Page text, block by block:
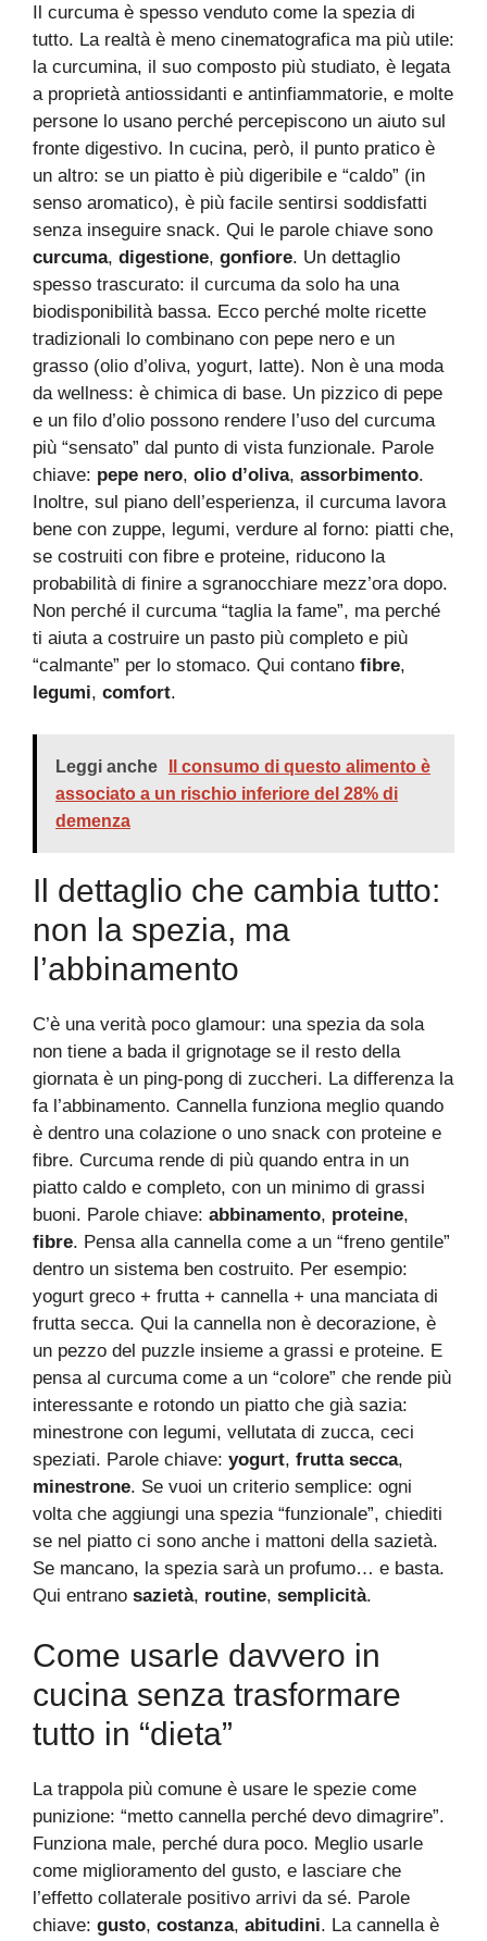
Il curcuma è spesso venduto come la spezia di
tutto. La realtà è meno cinematografica ma più utile:
la curcumina, il suo composto più studiato, è legata
a proprietà antiossidanti e antinfiammatorie, e molte
persone lo usano perché percepiscono un aiuto sul
fronte digestivo. In cucina, però, il punto pratico è
un altro: se un piatto è più digeribile e “caldo” (in
senso aromatico), è più facile sentirsi soddisfatti
senza inseguire snack. Qui le parole chiave sono
curcuma, digestione, gonfiore. Un dettaglio
spesso trascurato: il curcuma da solo ha una
biodisponibilità bassa. Ecco perché molte ricette
tradizionali lo combinano con pepe nero e un
grasso (olio d’oliva, yogurt, latte). Non è una moda
da wellness: è chimica di base. Un pizzico di pepe
e un filo d’olio possono rendere l’uso del curcuma
più “sensato” dal punto di vista funzionale. Parole
chiave: pepe nero, olio d’oliva, assorbimento.
Inoltre, sul piano dell’esperienza, il curcuma lavora
bene con zuppe, legumi, verdure al forno: piatti che,
se costruiti con fibre e proteine, riducono la
probabilità di finire a sgranocchiare mezz’ora dopo.
Non perché il curcuma “taglia la fame”, ma perché
ti aiuta a costruire un pasto più completo e più
“calmante” per lo stomaco. Qui contano fibre,
legumi, comfort.
Leggi anche
Il consumo di questo alimento è
associato a un rischio inferiore del 28% di
demenza
Il dettaglio che cambia tutto:
non la spezia, ma
l’abbinamento
C’è una verità poco glamour: una spezia da sola
non tiene a bada il grignotage se il resto della
giornata è un ping-pong di zuccheri. La differenza la
fa l’abbinamento. Cannella funziona meglio quando
è dentro una colazione o uno snack con proteine e
fibre. Curcuma rende di più quando entra in un
piatto caldo e completo, con un minimo di grassi
buoni. Parole chiave: abbinamento, proteine,
fibre. Pensa alla cannella come a un “freno gentile”
dentro un sistema ben costruito. Per esempio:
yogurt greco + frutta + cannella + una manciata di
frutta secca. Qui la cannella non è decorazione, è
un pezzo del puzzle insieme a grassi e proteine. E
pensa al curcuma come a un “colore” che rende più
interessante e rotondo un piatto che già sazia:
minestrone con legumi, vellutata di zucca, ceci
speziati. Parole chiave: yogurt, frutta secca,
minestrone. Se vuoi un criterio semplice: ogni
volta che aggiungi una spezia “funzionale”, chiediti
se nel piatto ci sono anche i mattoni della sazietà.
Se mancano, la spezia sarà un profumo… e basta.
Qui entrano sazietà, routine, semplicità.
Come usarle davvero in
cucina senza trasformare
tutto in “dieta”
La trappola più comune è usare le spezie come
punizione: “metto cannella perché devo dimagrire”.
Funziona male, perché dura poco. Meglio usarle
come miglioramento del gusto, e lasciare che
l’effetto collaterale positivo arrivi da sé. Parole
chiave: gusto, costanza, abitudini. La cannella è